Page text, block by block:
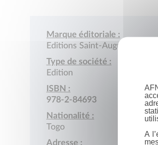
Marque éditoriale :
Editions Saint-Augustin
Type de société :
Edition
ISBN :
978-2-84693
Nationalité :
Togo
Adresse :
A